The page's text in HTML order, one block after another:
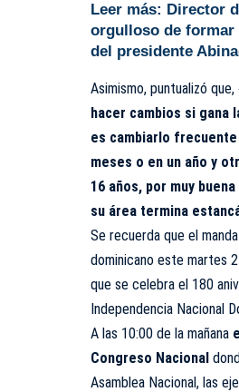
Leer más: Director
orgulloso de formar
del presidente
Asimismo, puntualizó que,
hacer cambios si gana
es cambiarlo
meses o en un año y
16 años, por muy
su área termina
Se recuerda que el
dominicano este martes
que se celebra el 180
Independencia Nacional
A las 10:00 de la mañana
Congreso Nacional
Asamblea Nacional, las